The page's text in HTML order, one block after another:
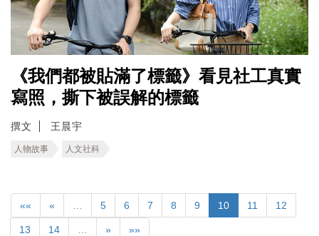
《我們都被貼滿了標籤》看見社工真實
寫照，撕下被誤解的標籤
撰文 王晨宇
人物故事 人文社科
«« « 5 6 7 8 9 10 11 12
13 14 » »»